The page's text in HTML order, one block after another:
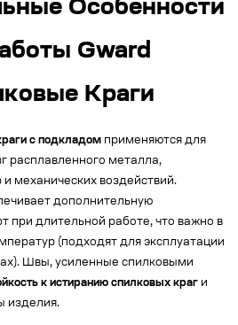
Особенности
Gward
Краги
с подкладом применяются для
расплавленного металла,
механических воздействий.
дополнительную
при длительной работе, что важно в
(подходят для эксплуатации
Швы, усиленные спилковыми
к истиранию спилковых краг и
изделия.